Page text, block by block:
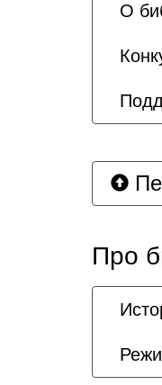
О
Про